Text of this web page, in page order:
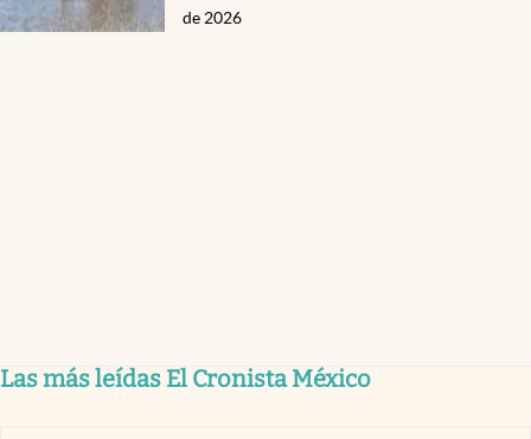
de 2026
Las más leídas El Cronista México